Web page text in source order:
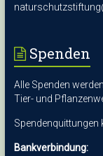
Spenden
Alle Spenden
Tier- und
Spendenquittungen
Bankverbindung: